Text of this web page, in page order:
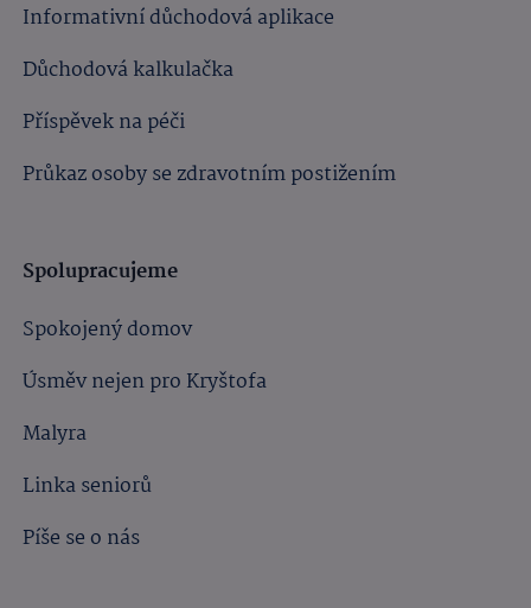
Informativní důchodová aplikace
Důchodová kalkulačka
Příspěvek na péči
Průkaz osoby se zdravotním postižením
Spolupracujeme
Spokojený domov
Úsměv nejen pro Kryštofa
Malyra
Linka seniorů
Píše se o nás